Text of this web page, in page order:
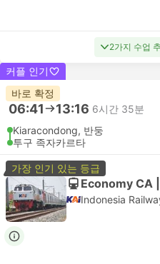
2가지 수업
커플 인기
바로 확정
06:41 13:16 6시간 35분
Kiaracondong, 반둥
투구 족자카르타
가장 인기 있는 등급
Economy CA
Indonesia